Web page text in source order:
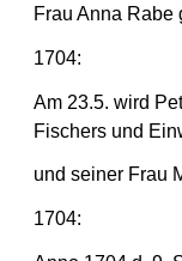
Frau Anna Rabe
1704:
Am 23.5. wird
Fischers und
und seiner Frau
1704: